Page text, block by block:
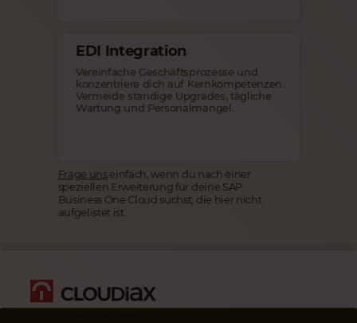
Frage unseinfach, wenn du nach einer
speziellen Erweiterung für deine SAP
Business One Cloud suchst, die hier nicht
aufgelistet ist.
EDI Integration
Vereinfache Geschäftsprozesse und
konzentriere dich auf Kernkompetenzen.
Vermeide ständige Upgrades, tägliche
Wartung und Personalmangel.